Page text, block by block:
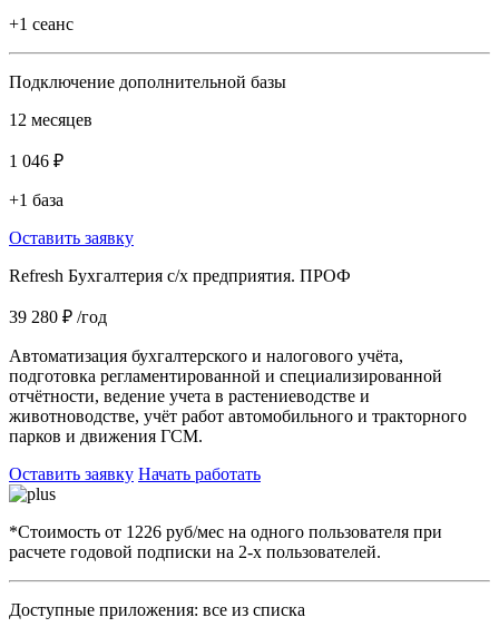
+1 сеанс
Подключение дополнительной базы
12 месяцев
1 046 ₽
+1 база
Оставить заявку
Refresh Бухгалтерия с/х предприятия. ПРОФ
39 280 ₽ /год
Автоматизация бухгалтерского и налогового учёта,
подготовка регламентированной и специализированной
отчётности, ведение учета в растениеводстве и
животноводстве, учёт работ автомобильного и тракторного
парков и движения ГСМ.
Оставить заявку Начать работать
*Стоимость от 1226 руб/мес на одного пользователя при
расчете годовой подписки на 2-х пользователей.
Доступные приложения: все из списка